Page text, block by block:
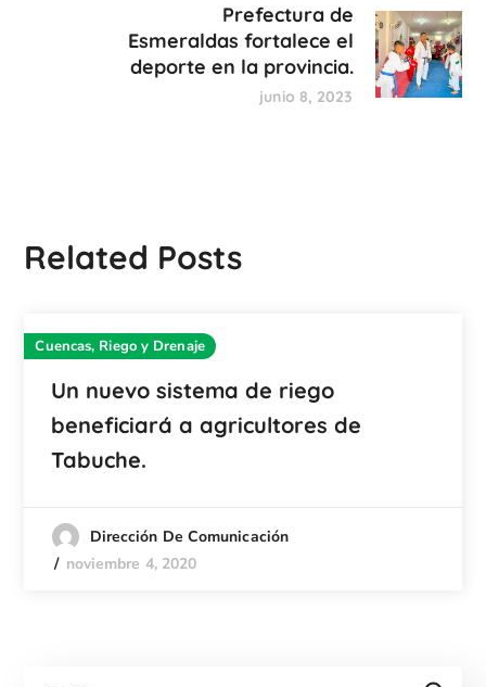
Prefectura de
Esmeraldas fortalece el
deporte en la provincia.
junio 8, 2023
Related Posts
Cuencas, Riego y Drenaje
Un nuevo sistema de riego
beneficiará a agricultores de
Tabuche.
Dirección De Comunicación
noviembre 4, 2020